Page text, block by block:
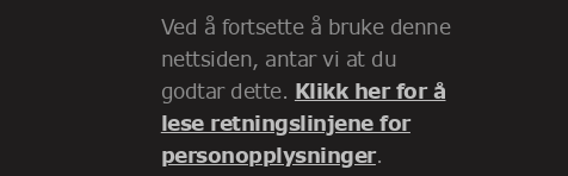
Ved å fortsette å bruke denne
nettsiden, antar vi at du
godtar dette. Klikk her for å
lese retningslinjene for
personopplysninger.